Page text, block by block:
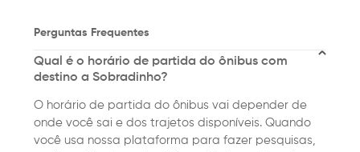
Perguntas Frequentes
Qual é o horário de partida do ônibus com
destino a Sobradinho?
O horário de partida do ônibus vai depender de
onde você sai e dos trajetos disponíveis. Quando
você usa nossa plataforma para fazer pesquisas,